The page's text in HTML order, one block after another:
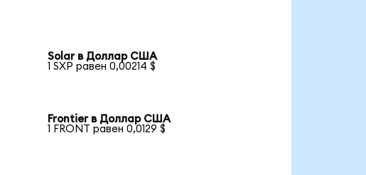
Solar в Доллар США
1 SXP равен 0,00214 $
Frontier в Доллар США
1 FRONT равен 0,0129 $